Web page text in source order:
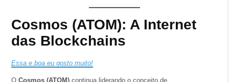
Cosmos (ATOM): A Internet
das Blockchains
Essa e boa eu gosto muito!
O Cosmos (ATOM)continua liderando o conceito de